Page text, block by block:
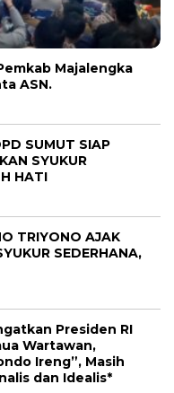
Majalengka
ASN.
SUMUT SIAP
SYUKUR
HATI
TRIYONO AJAK
SEDERHANA,
Presiden RI
Wartawan,
Ireng”, Masih
dan Idealis*